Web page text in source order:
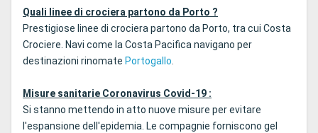
Quali linee di crociera partono da Porto ?
Prestigiose linee di crociera partono da Porto, tra cui Costa
Crociere. Navi come la Costa Pacifica navigano per
destinazioni rinomate Portogallo.
Misure sanitarie Coronavirus Covid-19 :
Si stanno mettendo in atto nuove misure per evitare
l'espansione dell'epidemia. Le compagnie forniscono gel